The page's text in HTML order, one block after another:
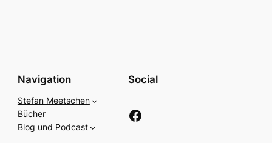
Navigation
Stefan Meetschen
Bücher
Blog und Podcast
Social
Facebook